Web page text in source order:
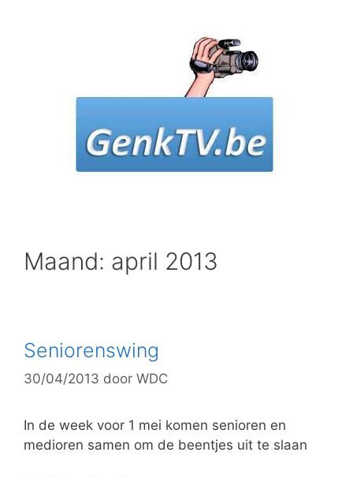
Maand: april 2013
Seniorenswing
30/04/2013 door WDC
In de week voor 1 mei komen senioren en
medioren samen om de beentjes uit te slaan